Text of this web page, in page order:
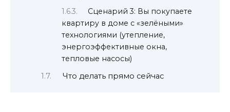
Сценарий 3: Вы покупаете
квартиру в доме с «зелёными»
технологиями (утепление,
энергоэффективные окна,
тепловые насосы)
Что делать прямо сейчас